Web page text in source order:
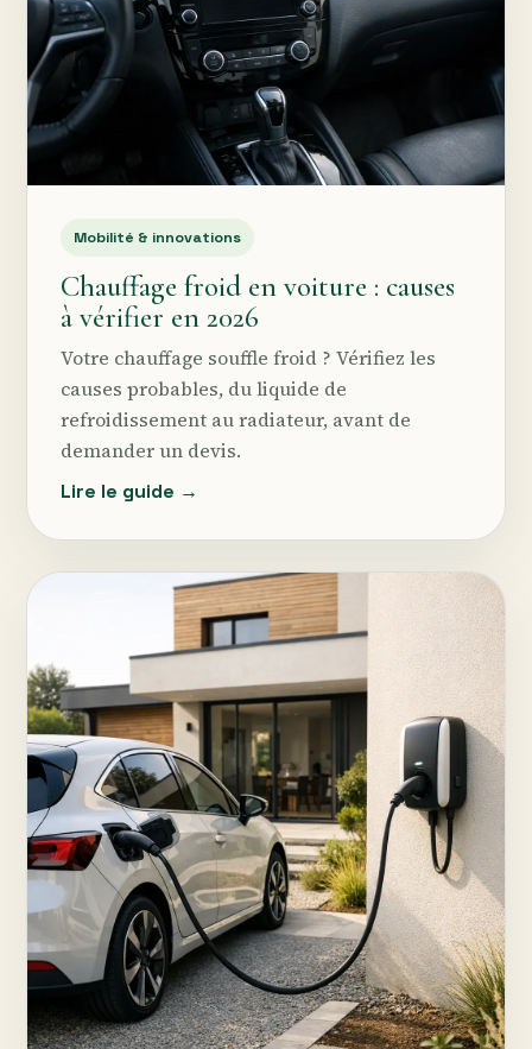
Mobilité & innovations
Chauffage froid en voiture : causes
à vérifier en 2026
Votre chauffage souffle froid ? Vérifiez les
causes probables, du liquide de
refroidissement au radiateur, avant de
demander un devis.
Lire le guide →